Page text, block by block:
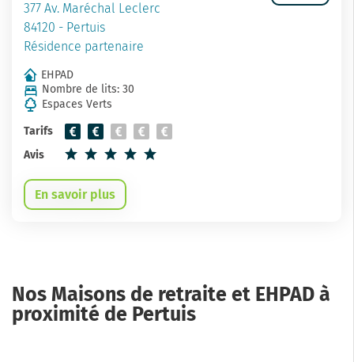
377 Av. Maréchal Leclerc
84120 - Pertuis
Résidence partenaire
EHPAD
Nombre de lits: 30
Espaces Verts
Tarifs
Avis
En savoir plus
Nos Maisons de retraite et EHPAD à
proximité de Pertuis